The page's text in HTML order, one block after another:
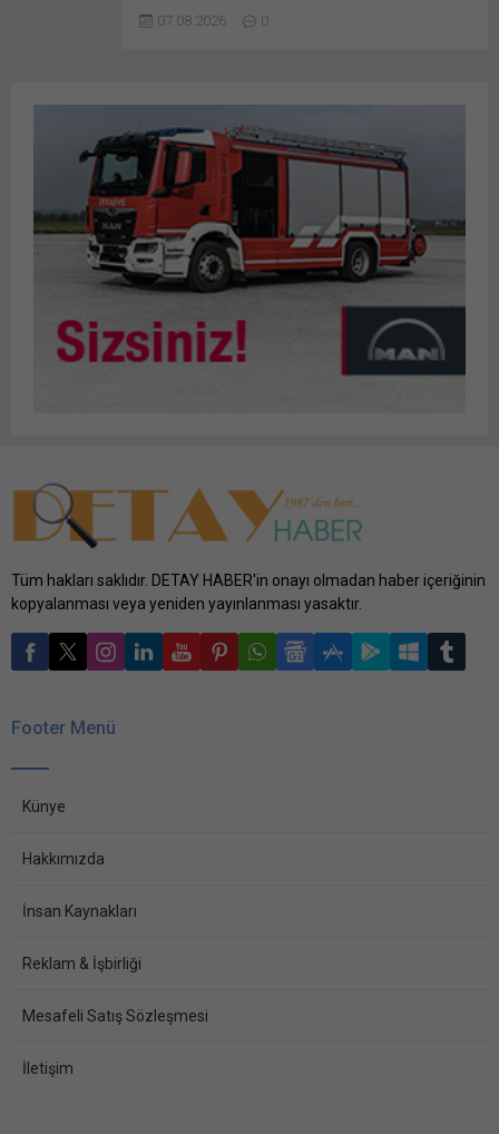
07.08.2026 0
Tüm hakları saklıdır. DETAY HABER'in onayı olmadan haber içeriğinin
kopyalanması veya yeniden yayınlanması yasaktır.
Footer Menü
Künye
Hakkımızda
İnsan Kaynakları
Reklam & İşbirliği
Mesafeli Satış Sözleşmesi
İletişim